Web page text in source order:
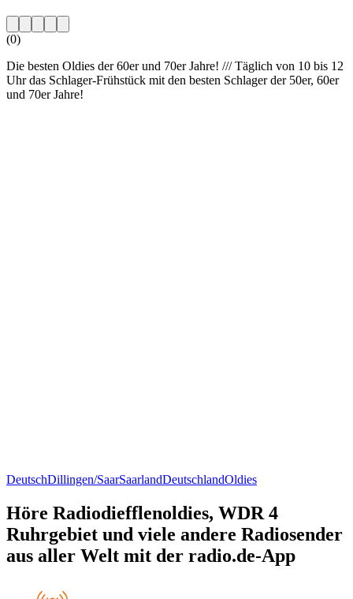
(0)
Die besten Oldies der 60er und 70er Jahre! /// Täglich von 10 bis 12
Uhr das Schlager-Frühstück mit den besten Schlager der 50er, 60er
und 70er Jahre!
DeutschDillingen/SaarSaarlandDeutschlandOldies
Höre Radiodiefflenoldies, WDR 4
Ruhrgebiet und viele andere Radiosender
aus aller Welt mit der radio.de-App